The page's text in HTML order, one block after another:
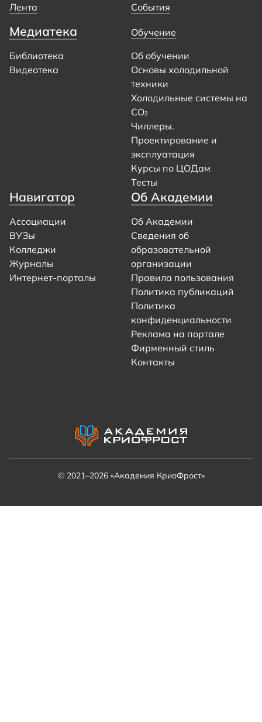
Лента События
Медиатека
Библиотека
Видеотека
Обучение
Об обучении
Основы холодильной
техники
Холодильные системы на
CO₂
Чиллеры.
Проектирование и
эксплуатация
Курсы по ЦОДам
Тесты
Навигатор
Ассоциации
ВУЗы
Колледжи
Журналы
Интернет-порталы
Об Академии
Об Академии
Сведения об
образовательной
организации
Правила пользования
Политика публикаций
Политика
конфиденциальности
Реклама на портале
Фирменный стиль
Контакты
© 2021–2026 «Академия КриоФрост»